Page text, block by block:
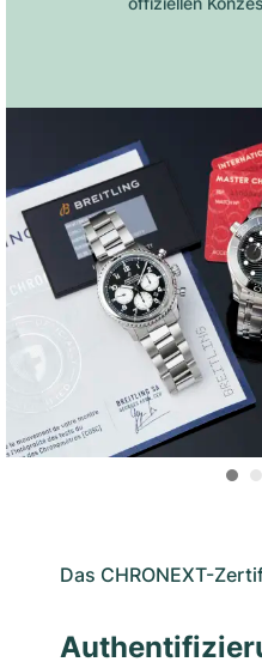
Das CHRONEXT-